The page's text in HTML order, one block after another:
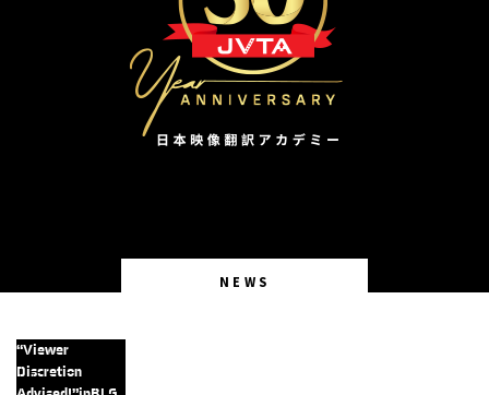
NEWS
“Viewer
Discretion